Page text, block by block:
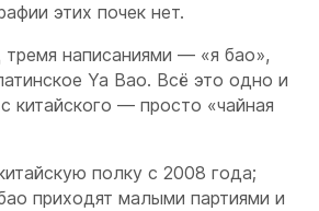
этих почек нет.
написаниями — «я бао»,
Ya Bao. Всё это одно и
китайского — просто «чайная
полку с 2008 года;
приходят малыми партиями и